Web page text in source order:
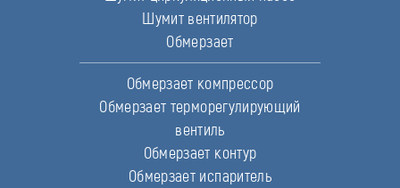
Шумит вентилятор
Обмерзает
Обмерзает компрессор
Обмерзает терморегулирующий
вентиль
Обмерзает контур
Обмерзает испаритель